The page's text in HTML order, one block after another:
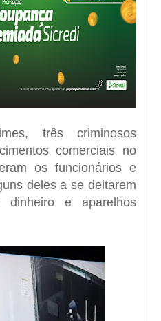
três criminosos
comerciais no
os funcionários e
deles a se deitarem
e aparelhos